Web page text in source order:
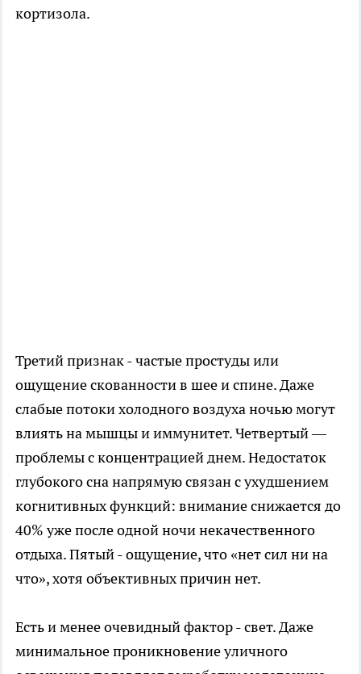
кортизола.
Третий признак - частые простуды или
ощущение скованности в шее и спине. Даже
слабые потоки холодного воздуха ночью могут
влиять на мышцы и иммунитет. Четвертый —
проблемы с концентрацией днем. Недостаток
глубокого сна напрямую связан с ухудшением
когнитивных функций: внимание снижается до
40% уже после одной ночи некачественного
отдыха. Пятый - ощущение, что «нет сил ни на
что», хотя объективных причин нет.
Есть и менее очевидный фактор - свет. Даже
минимальное проникновение уличного